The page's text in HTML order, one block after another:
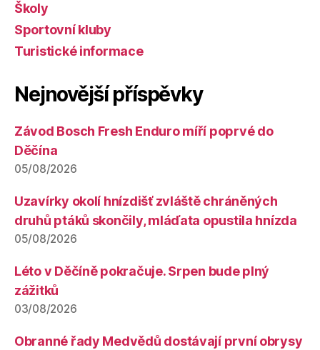
Školy
Sportovní kluby
Turistické informace
Nejnovější příspěvky
Závod Bosch Fresh Enduro míří poprvé do
Děčína
05/08/2026
Uzavírky okolí hnízdišť zvláště chráněných
druhů ptáků skončily, mláďata opustila hnízda
05/08/2026
Léto v Děčíně pokračuje. Srpen bude plný
zážitků
03/08/2026
Obranné řady Medvědů dostávají první obrysy